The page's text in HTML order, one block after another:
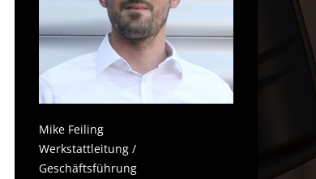
Mike Feiling
Werkstattleitung /
Geschäftsführung